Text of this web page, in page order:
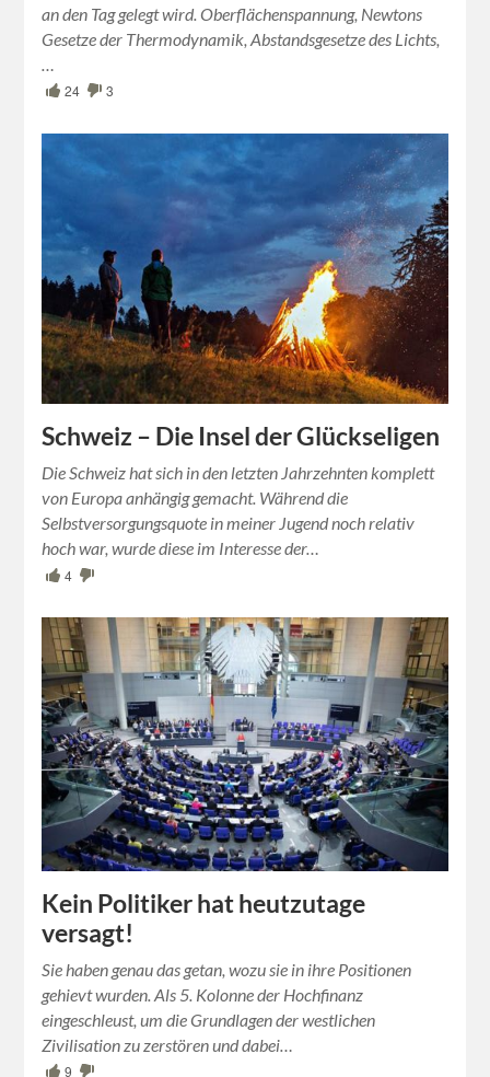
an den Tag gelegt wird. Oberflächenspannung, Newtons
Gesetze der Thermodynamik, Abstandsgesetze des Lichts,
24 3
Schweiz – Die Insel der Glückseligen
Die Schweiz hat sich in den letzten Jahrzehnten komplett
von Europa anhängig gemacht. Während die
Selbstversorgungsquote in meiner Jugend noch relativ
hoch war, wurde diese im Interesse der…
4
Kein Politiker hat heutzutage
versagt!
Sie haben genau das getan, wozu sie in ihre Positionen
gehievt wurden. Als 5. Kolonne der Hochfinanz
eingeschleust, um die Grundlagen der westlichen
Zivilisation zu zerstören und dabei…
9